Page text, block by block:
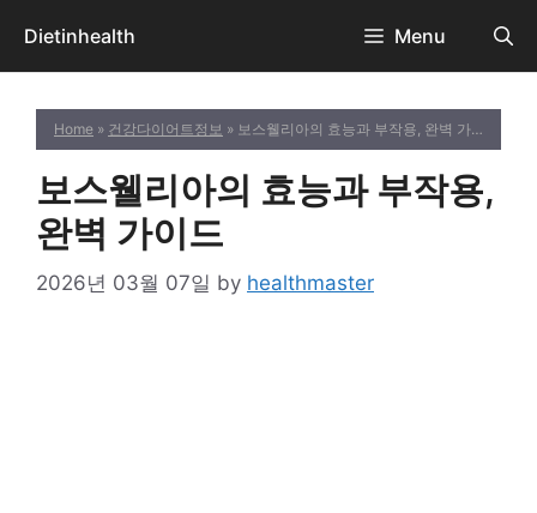
content
Dietinhealth Menu
Home » 건강다이어트정보 » 보스웰리아의 효능과 부작용, 완벽 가이드
보스웰리아의 효능과 부작용,
완벽 가이드
2026년 03월 07일 by healthmaster